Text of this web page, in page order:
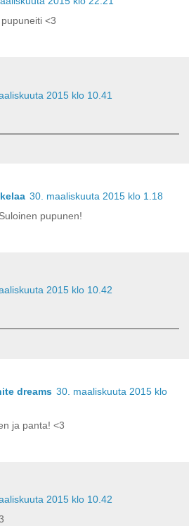
<3
2015 klo 10.41
30. maaliskuuta 2015 klo 1.18
pupunen!
2015 klo 10.42
dreams 30. maaliskuuta 2015 klo
ja panta! <3
2015 klo 10.42